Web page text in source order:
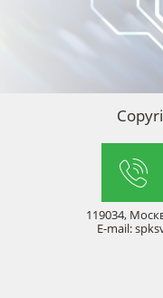
119034,
E-mail: